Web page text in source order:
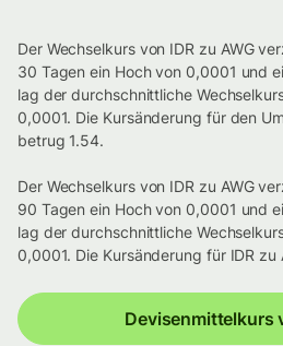
Der Wechselkurs von IDR zu AWG
30 Tagen ein Hoch von 0,0001 und
lag der durchschnittliche
0,0001. Die Kursänderung für den
betrug 1.54.
Der Wechselkurs von IDR zu AWG
90 Tagen ein Hoch von 0,0001 und
lag der durchschnittliche
0,0001. Die Kursänderung für IDR zu
Devisenmittelkurs